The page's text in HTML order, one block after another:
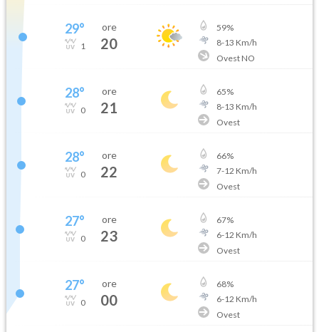
29°
1
ore
20
59%
8-13 Km/h
Ovest NO
28°
0
ore
21
65%
8-13 Km/h
Ovest
28°
0
ore
22
66%
7-12 Km/h
Ovest
27°
0
ore
23
67%
6-12 Km/h
Ovest
27°
0
ore
00
68%
6-12 Km/h
Ovest